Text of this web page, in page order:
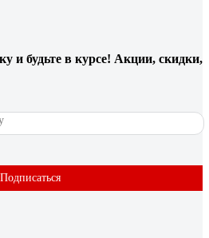
и будьте в курсе! Акции, скидки,
Подписаться